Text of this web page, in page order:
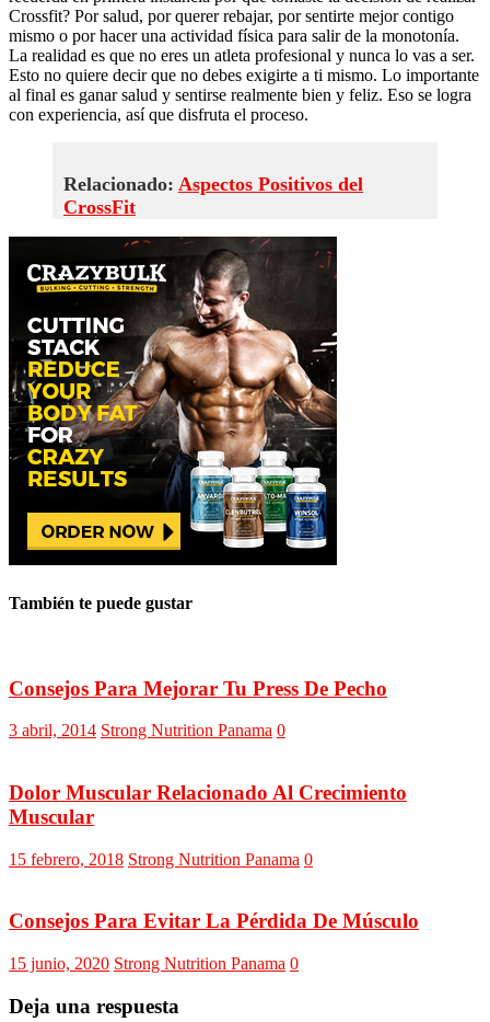
Crossfit? Por salud, por querer rebajar, por sentirte mejor contigo
mismo o por hacer una actividad física para salir de la monotonía.
La realidad es que no eres un atleta profesional y nunca lo vas a ser.
Esto no quiere decir que no debes exigirte a ti mismo. Lo importante
al final es ganar salud y sentirse realmente bien y feliz. Eso se logra
con experiencia, así que disfruta el proceso.
Relacionado: Aspectos Positivos del
CrossFit
También te puede gustar
Consejos Para Mejorar Tu Press De Pecho
3 abril, 2014 Strong Nutrition Panama 0
Dolor Muscular Relacionado Al Crecimiento
Muscular
15 febrero, 2018 Strong Nutrition Panama 0
Consejos Para Evitar La Pérdida De Músculo
15 junio, 2020 Strong Nutrition Panama 0
Deja una respuesta